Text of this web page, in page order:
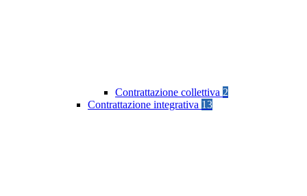
Contrattazione collettiva 2
Contrattazione integrativa 13